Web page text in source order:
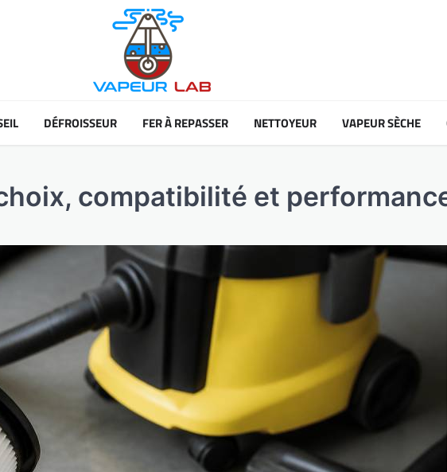
DÉFROISSEUR FER À REPASSER NETTOYEUR VAPEUR SÈCHE
compatibilité et